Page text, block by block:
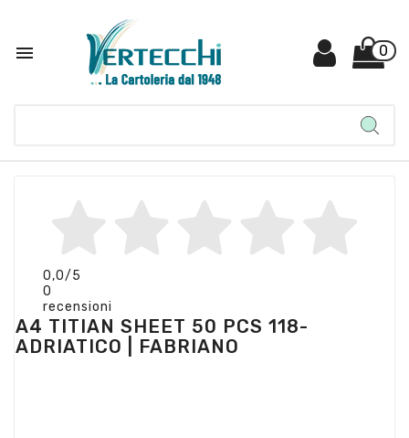
 0
0,0/5
0
recensioni
A4 TITIAN SHEET 50 PCS 118-
ADRIATICO | FABRIANO